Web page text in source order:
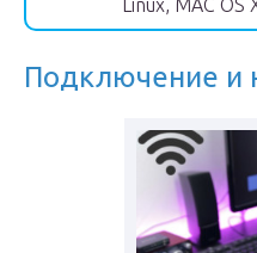
Linux, MAC OS
Подключение и